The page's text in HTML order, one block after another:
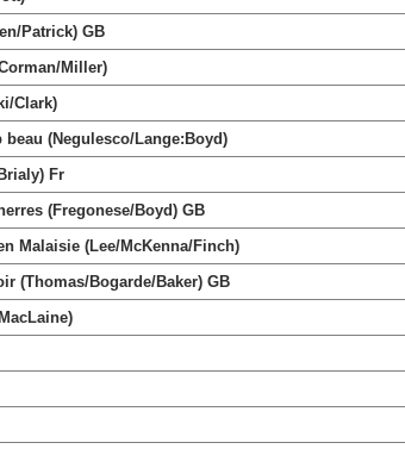
Patrick) GB
Miller)
Clark)
beau (Negulesco/Lange:Boyd)
Fr
(Fregonese/Boyd) GB
Malaisie (Lee/McKenna/Finch)
(Thomas/Bogarde/Baker) GB